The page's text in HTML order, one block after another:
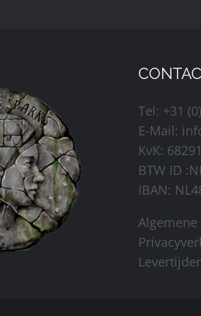
kan
gekozen
worden
op
de
productpagina
Tel: +31
E-Mail:
KvK:
BTW ID
IBAN: